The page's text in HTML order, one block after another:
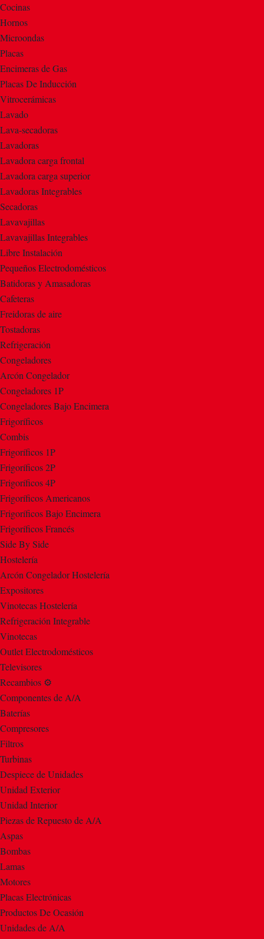
Cocinas
Hornos
Microondas
Placas
Encimeras de Gas
Placas De Inducción
Vitrocerámicas
Lavado
Lava-secadoras
Lavadoras
Lavadora carga frontal
Lavadora carga superior
Lavadoras Integrables
Secadoras
Lavavajillas
Lavavajillas Integrables
Libre Instalación
Pequeños Electrodomésticos
Batidoras y Amasadoras
Cafeteras
Freidoras de aire
Tostadoras
Refrigeración
Congeladores
Arcón Congelador
Congeladores 1P
Congeladores Bajo Encimera
Frigoríficos
Combis
Frigoríficos 1P
Frigoríficos 2P
Frigoríficos 4P
Frigoríficos Americanos
Frigoríficos Bajo Encimera
Frigoríficos Francés
Side By Side
Hostelería
Arcón Congelador Hostelería
Expositores
Vinotecas Hostelería
Refrigeración Integrable
Vinotecas
Outlet Electrodomésticos
Televisores
Recambios ⚙️
Componentes de A/A
Baterías
Compresores
Filtros
Turbinas
Despiece de Unidades
Unidad Exterior
Unidad Interior
Piezas de Repuesto de A/A
Aspas
Bombas
Lamas
Motores
Placas Electrónicas
Productos De Ocasión
Unidades de A/A